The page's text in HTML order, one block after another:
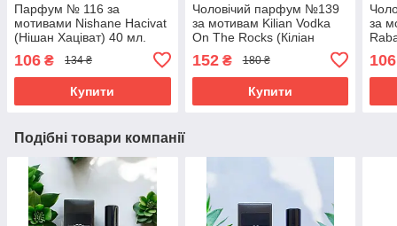
Парфум № 116 за
мотивами Nishane Hacivat
(Нішан Хаціват) 40 мл.
106 ₴ 134 ₴
Купити
Чоловічий парфум №139
за мотивам Kilian Vodka
On The Rocks (Кіліан
Водка Он Зе Рокс) 40 мл.
ОПТ
152₴ 180 ₴
Купити
за
ОПТ
106
Подібні товари компанії